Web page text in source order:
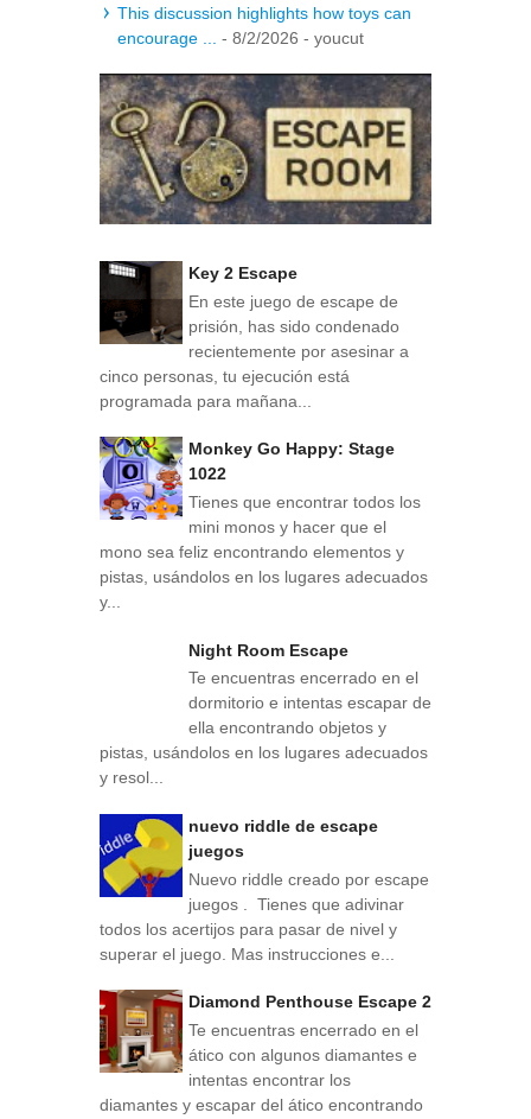
This discussion highlights how toys can
encourage ...
- 8/2/2026 - youcut
Key 2 Escape
En este juego de escape de
prisión, has sido condenado
recientemente por asesinar a
cinco personas, tu ejecución está
programada para mañana...
Monkey Go Happy: Stage
1022
Tienes que encontrar todos los
mini monos y hacer que el
mono sea feliz encontrando elementos y
pistas, usándolos en los lugares adecuados
y...
Night Room Escape
Te encuentras encerrado en el
dormitorio e intentas escapar de
ella encontrando objetos y
pistas, usándolos en los lugares adecuados
y resol...
nuevo riddle de escape
juegos
Nuevo riddle creado por escape
juegos . Tienes que adivinar
todos los acertijos para pasar de nivel y
superar el juego. Mas instrucciones e...
Diamond Penthouse Escape 2
Te encuentras encerrado en el
ático con algunos diamantes e
intentas encontrar los
diamantes y escapar del ático encontrando